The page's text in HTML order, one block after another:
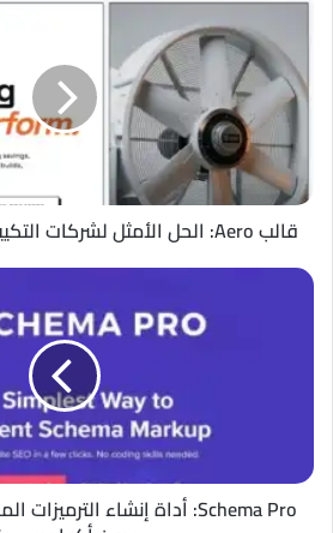
ما لا تخبرك به أرقام النقرات:
زيارات الذكاء الاصطناعي الحل
الأمثل
لشركات
التكييف
والصيانة
الصناعية
قالب Aero: الحل الأمثل لشركات التكييف والصيانة الصناعية
Schema
بدون
أكواد